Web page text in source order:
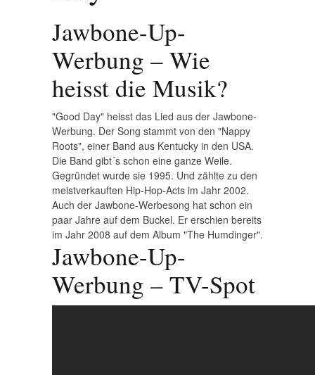
Jawbone-Up-
Werbung – Wie
heisst die Musik?
"Good Day" heisst das Lied aus der Jawbone-
Werbung. Der Song stammt von den "Nappy
Roots", einer Band aus Kentucky in den USA.
Die Band gibt´s schon eine ganze Weile.
Gegründet wurde sie 1995. Und zählte zu den
meistverkauften Hip-Hop-Acts im Jahr 2002.
Auch der Jawbone-Werbesong hat schon ein
paar Jahre auf dem Buckel. Er erschien bereits
im Jahr 2008 auf dem Album "The Humdinger".
Jawbone-Up-
Werbung – TV-Spot